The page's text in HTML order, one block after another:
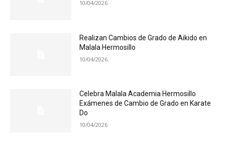
10/04/2026
Realizan Cambios de Grado de Aikido en
Malala Hermosillo
10/04/2026
Celebra Malala Academia Hermosillo
Exámenes de Cambio de Grado en Karate
Do
10/04/2026